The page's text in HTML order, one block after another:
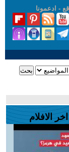
- ادعمونا
اخر الافلام